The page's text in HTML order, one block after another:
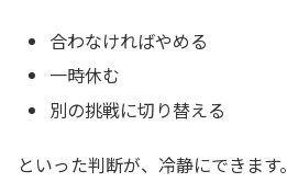
合わなければやめる
一時休む
別の挑戦に切り替える
といった判断が、冷静にできます。